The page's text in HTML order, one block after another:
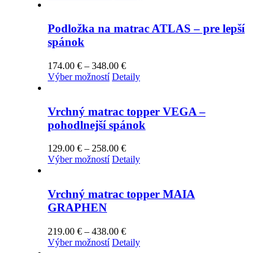
Podložka na matrac ATLAS – pre lepší
spánok
174.00 € – 348.00 €Price
range:
348.00 €
Výber možností Tento
viacero
variantov.
Možnosti
môžete
vybrať
produktu.
Detaily
Vrchný matrac topper VEGA –
pohodlnejší spánok
129.00 € – 258.00 €Price
range:
258.00 €
Výber možností Tento
viacero
variantov.
môžete
vybrať
Detaily
Vrchný matrac topper MAIA
GRAPHEN
219.00 € – 438.00 €Price
range:
Výber možností Tento
Detaily